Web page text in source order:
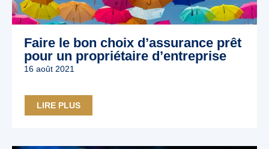
Faire le bon choix d’assurance prêt
pour un propriétaire d’entreprise
16 août 2021
LIRE PLUS